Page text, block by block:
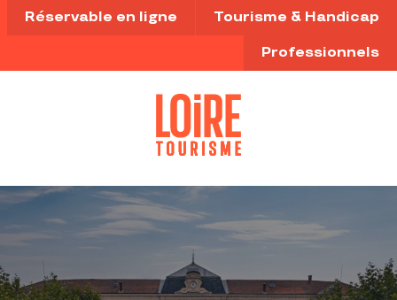
Aller
au
principal
Réservable en ligne Tourisme & Handicap
Professionnels